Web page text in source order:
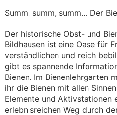
Summ, summ, summ… Der
Der historische Obst- und
Bildhausen ist eine Oase für
verständlichen und reich
gibt es spannende
Bienen. Im Bienenlehrgarten
ihr die Bienen mit allen
Elemente und Aktivstationen
erlebnisreichen Weg durch